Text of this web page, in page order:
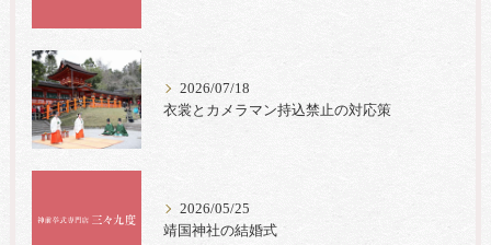
2026/07/18
衣裳とカメラマン持込禁止の対応策
2026/05/25
靖国神社の結婚式